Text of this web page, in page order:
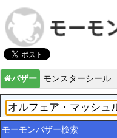
バザー モンスターシール
モーモンバザー検索